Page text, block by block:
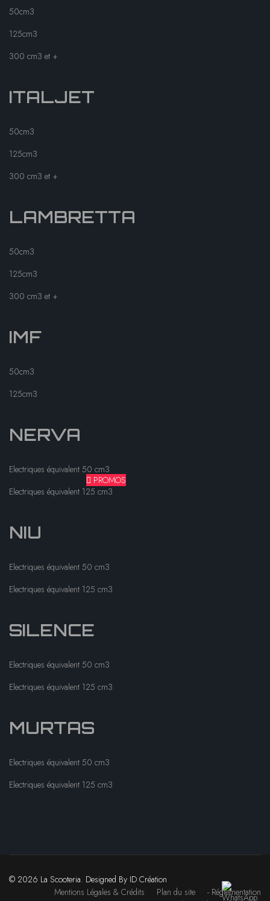
50cm3
125cm3
300 cm3 et +
ITALJET
50cm3
125cm3
300 cm3 et +
LAMBRETTA
50cm3
125cm3
300 cm3 et +
IMF
50cm3
125cm3
NERVA
Electriques équivalent 50 cm3
Electriques équivalent 125 cm3
NIU
Electriques équivalent 50 cm3
Electriques équivalent 125 cm3
SILENCE
Electriques équivalent 50 cm3
Electriques équivalent 125 cm3
MURTAS
Electriques équivalent 50 cm3
Electriques équivalent 125 cm3
PROMOS
© 2026 La Scooteria. Designed By ID Création
Mentions Légales & Crédits
Plan du site
- Réglementation